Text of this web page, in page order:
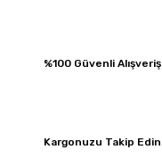
%100 Güvenli Alışveriş
Kargonuzu Takip Edin